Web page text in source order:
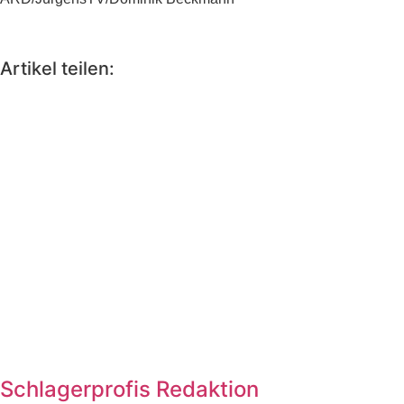
Artikel teilen:
Schlagerprofis Redaktion